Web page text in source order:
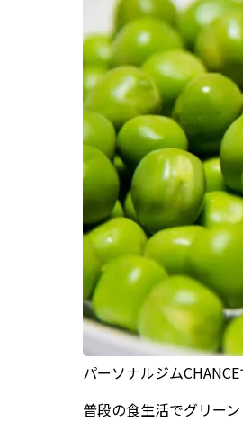
パーソナルジムCHANCE
普段の食生活でグリー